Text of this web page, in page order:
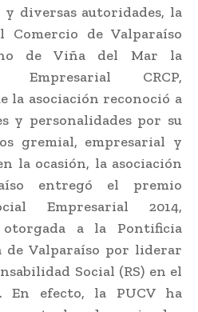
y diversas autoridades, la
Comercio de Valparaíso
de Viña del Mar la
Empresarial CRCP,
la asociación reconoció a
y personalidades por su
gremial, empresarial y
la ocasión, la asociación
entregó el premio
Empresarial 2014,
a la Pontificia
de Valparaíso por liderar
Social (RS) en el
En efecto, la PUCV ha